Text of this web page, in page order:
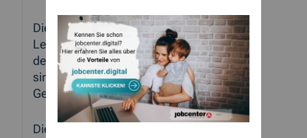
Die Anzahl der Personen im SGB II-
Leistungsbezug stieg im Juni gegenüber
dem Vormonat um 162 Personen an. Es
sind nun insgesamt 27.605 Personen auf
Geldleistungen der ARGE angewiesen.
Die Anzahl der Bedarfsgemeinschaften ist